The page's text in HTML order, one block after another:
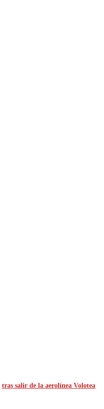
tras salir de la aerolínea Volotea